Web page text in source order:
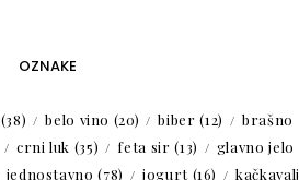
OZNAKE
(38) belo vino (20) biber (12)
brašno
crni luk (35) feta sir (13)
glavno jelo
jednostavno (78) jogurt(16) kačkavalj